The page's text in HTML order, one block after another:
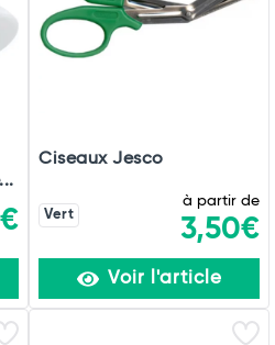
Ciseaux Jesco
Vert
à partir de
3,50€
Voir l'article